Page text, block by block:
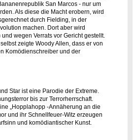
San Marcos - nur um
Als diese die Macht erobern, wird
durch Fielding, in der
machen. Dort aber wird
wegen Verrats vor Gericht gestellt.
zeigte Woody Allen, dass er von
Komödienschreiber und der
Star ist eine Parodie der Extreme.
bis zur Terrorherrschaft.
„Hopplahopp -Annäherung an die
und ihr Schnellfeuer-Witz erzeugen
und komödiantischer Kunst.